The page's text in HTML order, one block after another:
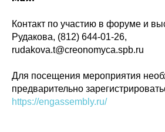
Контакт по участию в форуме и
Рудакова, (812) 644-01-26,
rudakova.t@creonomyca.spb.ru
Для посещения мероприятия
предварительно
https://engassembly.ru/
ссылка на ROBOTUNION.RU — обязательна